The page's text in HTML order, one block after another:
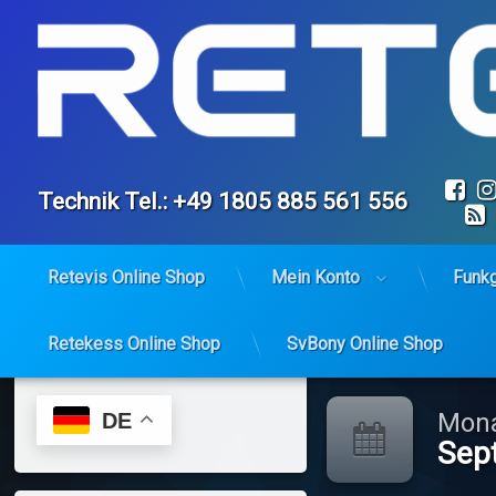
to
Tel:
Technik Tel.: +49 1805 885 561 556
Retevis Online Shop Mein Konto
Retekess Online Shop SvBony Online Shop
DE